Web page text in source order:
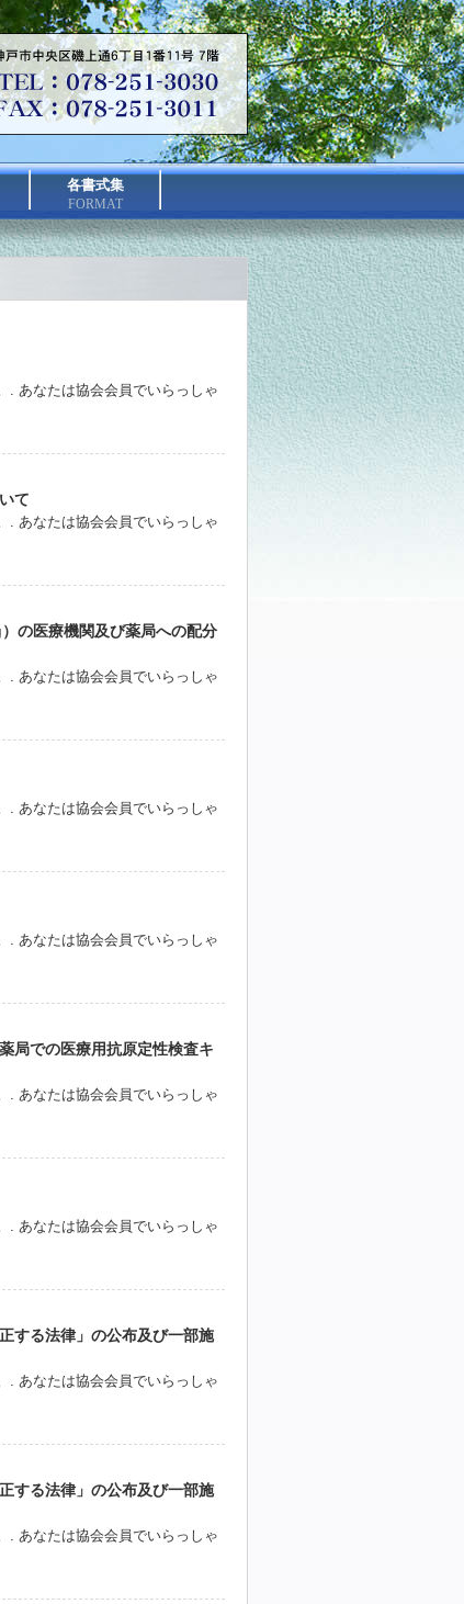
各書式集
FORMAT
. あなたは協会会員でいらっしゃ
て
. あなたは協会会員でいらっしゃ
の医療機関及び薬局への配分
. あなたは協会会員でいらっしゃ
. あなたは協会会員でいらっしゃ
. あなたは協会会員でいらっしゃ
局での医療用抗原定性検査キ
. あなたは協会会員でいらっしゃ
. あなたは協会会員でいらっしゃ
する法律」の公布及び一部施
. あなたは協会会員でいらっしゃ
する法律」の公布及び一部施
. あなたは協会会員でいらっしゃ